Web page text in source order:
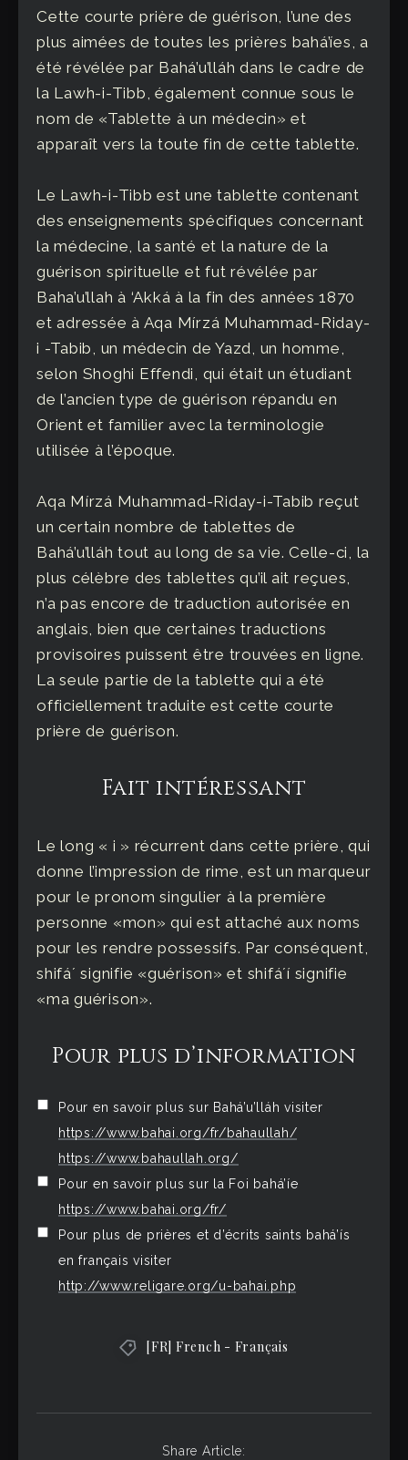
Cette courte prière de guérison, l’une des
plus aimées de toutes les prières bahá’íes, a
été révélée par Bahá’u’lláh dans le cadre de
la Lawh-i-Tibb, également connue sous le
nom de «Tablette à un médecin» et
apparaît vers la toute fin de cette tablette.
Le Lawh-i-Tibb est une tablette contenant
des enseignements spécifiques concernant
la médecine, la santé et la nature de la
guérison spirituelle et fut révélée par
Baha’u’llah à ‘Akká à la fin des années 1870
et adressée à Aqa Mírzá Muhammad-Riday-
i -Tabib, un médecin de Yazd, un homme,
selon Shoghi Effendi, qui était un étudiant
de l’ancien type de guérison répandu en
Orient et familier avec la terminologie
utilisée à l’époque.
Aqa Mírzá Muhammad-Riday-i-Tabib reçut
un certain nombre de tablettes de
Bahá’u’lláh tout au long de sa vie. Celle-ci, la
plus célèbre des tablettes qu’il ait reçues,
n’a pas encore de traduction autorisée en
anglais, bien que certaines traductions
provisoires puissent être trouvées en ligne.
La seule partie de la tablette qui a été
officiellement traduite est cette courte
prière de guérison.
Fait intéressant
Le long « i » récurrent dans cette prière, qui
donne l’impression de rime, est un marqueur
pour le pronom singulier à la première
personne «mon» qui est attaché aux noms
pour les rendre possessifs. Par conséquent,
shifáʼ signifie «guérison» et shifáʼí signifie
«ma guérison».
Pour plus d’information
Pour en savoir plus sur Bahá’u’lláh visiter
https://www.bahai.org/fr/bahaullah/
https://www.bahaullah.org/
Pour en savoir plus sur la Foi bahá’íe
https://www.bahai.org/fr/
Pour plus de prières et d’écrits saints bahá’ís
en français visiter
http://www.religare.org/u-bahai.php
[FR] French - Français
Share Article: